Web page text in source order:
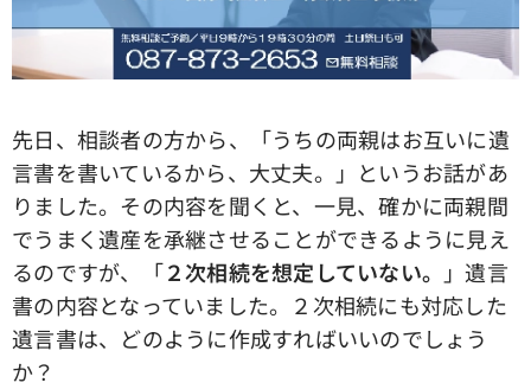
先日、相談者の方から、「うちの両親はお互いに遺
言書を書いているから、大丈夫。」というお話があ
りました。その内容を聞くと、一見、確かに両親間
でうまく遺産を承継させることができるように見え
るのですが、「２次相続を想定していない。
」遺言
書の内容となっていました。２次相続にも対応した
遺言書は、どのように作成すればいいのでしょう
か？